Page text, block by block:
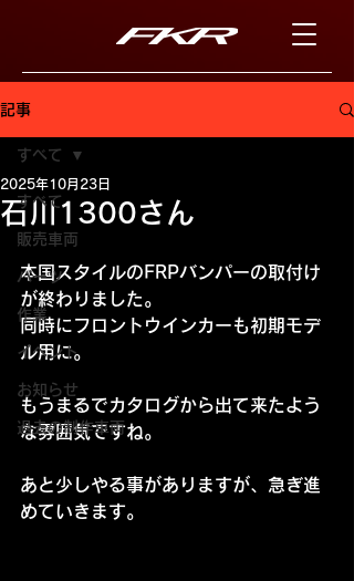
記事
すべて
販売車両
パーツ
作業
イベント
お知らせ
過去の制作車両
すべて
石川1300さん
2025年10月23日
本国スタイルのFRPバンパーの取付け
が終わりました。
同時にフロントウインカーも初期モデ
ル用に。
もうまるでカタログから出て来たよう
な雰囲気ですね。
あと少しやる事がありますが、急ぎ進
めていきます。